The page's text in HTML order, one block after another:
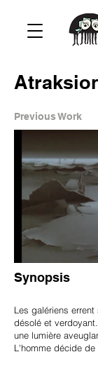
Previous Work
Synopsis
Les galériens
désolé et
une lumière
L'homme décide de